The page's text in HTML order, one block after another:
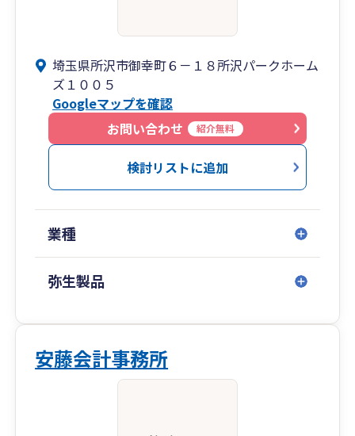
埼玉県所沢市御幸町６－１８所沢パークホーム
ズ１００５
Googleマップを確認
お問い合わせ
紹介無料
検討リストに追加
業種
弥生製品
安藤会計事務所